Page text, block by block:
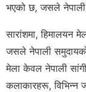
भएको छ, जसले नेपाली
सारांशमा, हिमालयन
जसले नेपाली
मेला केवल नेपाली
कलाकारहरू, विभिन्न